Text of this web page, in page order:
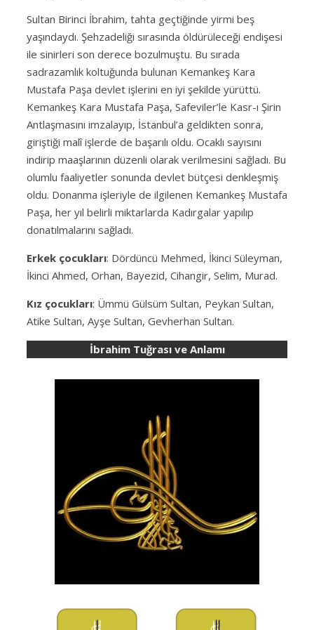
Sultan Birinci İbrahim, tahta geçtiğinde yirmi beş
yaşındaydı. Şehzadeliği sırasında öldürüleceği endişesi
ile sinirleri son derece bozulmuştu. Bu sırada
sadrazamlık koltuğunda bulunan Kemankeş Kara
Mustafa Paşa devlet işlerini en iyi şekilde yürüttü.
Kemankeş Kara Mustafa Paşa, Safeviler’le Kasr-ı Şirin
Antlaşmasını imzalayıp, İstanbul’a geldikten sonra,
giriştiği malî işlerde de başarılı oldu. Ocaklı sayısını
indirip maaşlarının düzenli olarak verilmesini sağladı. Bu
olumlu faaliyetler sonunda devlet bütçesi denkleşmiş
oldu. Donanma işleriyle de ilgilenen Kemankeş Mustafa
Paşa, her yıl belirli miktarlarda Kadırgalar yapılıp
donatılmalarını sağladı.
Erkek çocukları: Dördüncü Mehmed, İkinci Süleyman,
İkinci Ahmed, Orhan, Bayezid, Cihangir, Selim, Murad.
Kız çocukları: Ümmü Gülsüm Sultan, Peykan Sultan,
Atike Sultan, Ayşe Sultan, Gevherhan Sultan.
İbrahim Tuğrası ve Anlamı